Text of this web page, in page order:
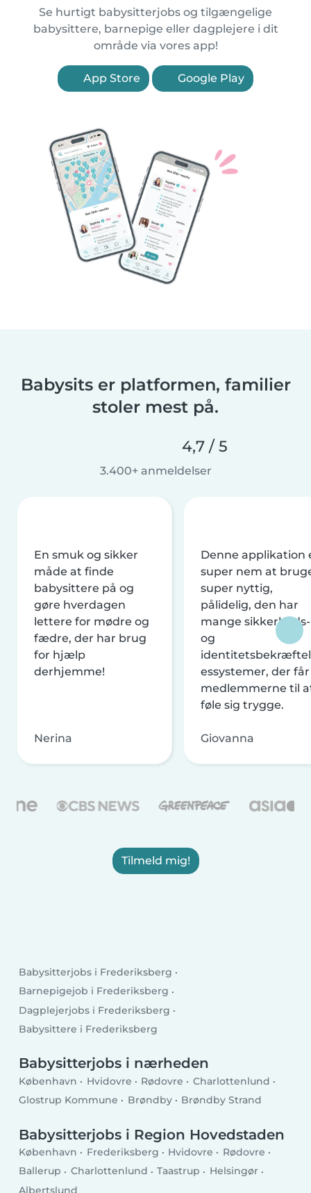
Se hurtigt babysitterjobs og tilgængelige
babysittere, barnepige eller dagplejere i dit
område via vores app!
App Store Google Play
Babysits er platformen, familier
stoler mest på.
4,7 / 5
3.400+ anmeldelser
En smuk og sikker
måde at finde
babysittere på og
gøre hverdagen
lettere for mødre og
fædre, der har brug
for hjælp
derhjemme!
Nerina
Denne applikation
super nem at
super nyttig,
pålidelig, den har
mange sikkerheds-
og
essystemer, der får
medlemmerne til
føle sig trygge.
Giovanna
Tilmeld mig!
Babysitterjobs i Frederiksberg
Barnepigejob i Frederiksberg
Dagplejerjobs i Frederiksberg
Babysittere i Frederiksberg
Babysitterjobs i nærheden
København Hvidovre Rødovre
Charlottenlund
Glostrup Kommune
Brøndby Brøndby Strand
Babysitterjobs i Region Hovedstaden
København Frederiksberg Hvidovre
Rødovre
Ballerup
Charlottenlund Taastrup
Helsingør
Albertslund